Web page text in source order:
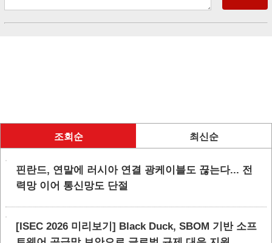
조회순 최신순
핀란드, 연말에 러시아 연결 광케이블도 끊는다... 전
력망 이어 통신망도 단절
[ISEC 2026 미리보기] Black Duck, SBOM 기반 소프